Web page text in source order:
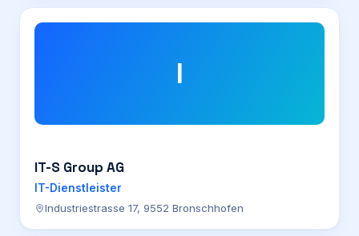
I
IT-S Group AG
IT-Dienstleister
Industriestrasse 17, 9552 Bronschhofen